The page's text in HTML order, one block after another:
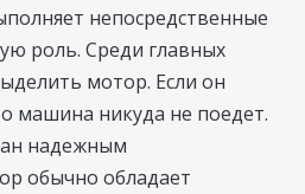
непосредственные
роль. Среди главных
мотор. Если он
машина никуда не поедет.
надежным
обычно обладает